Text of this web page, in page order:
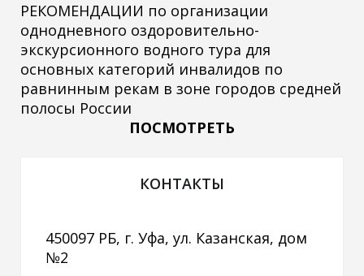
РЕКОМЕНДАЦИИ по организации
однодневного оздоровительно-
экскурсионного водного тура для
основных категорий инвалидов по
равнинным рекам в зоне городов средней
полосы России
ПОСМОТРЕТЬ
КОНТАКТЫ
450097 РБ, г. Уфа, ул. Казанская, дом
№2